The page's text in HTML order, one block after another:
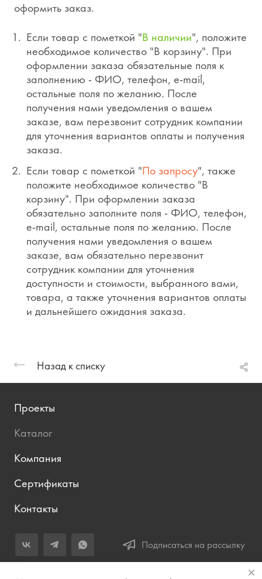
оформить заказ.
Если товар с пометкой "В наличии", положите
необходимое количество "В корзину". При
оформлении заказа обязательные поля к
заполнению - ФИО, телефон, e-mail,
остальные поля по желанию. После
получения нами уведомления о вашем
заказе, вам перезвонит сотрудник компании
для уточнения вариантов оплаты и получения
заказа.
Если товар с пометкой "По запросу", также
положите необходимое количество "В
корзину". При оформлении заказа
обязательно заполните поля - ФИО, телефон,
e-mail, остальные поля по желанию. После
получения нами уведомления о вашем
заказе, вам обязательно перезвонит
сотрудник компании для уточнения
доступности и стоимости, выбранного вами,
товара, а также уточнения вариантов оплаты
и дальнейшего ожидания заказа.
Назад к списку
Проекты
Каталог
Компания
Сертификаты
Контакты
Подписаться на рассылку
+7 (343) 283-04-11